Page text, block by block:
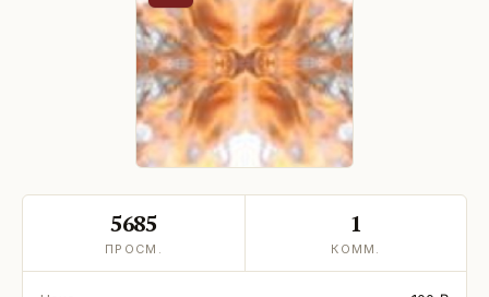
5685
ПРОСМ.
1
КОММ.